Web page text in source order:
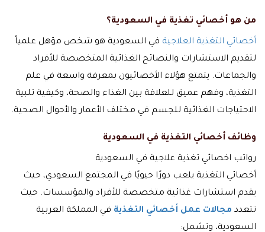
من هو أخصائي تغذية في السعودية؟
أخصائي التغذية العلاجية في السعودية هو شخص مؤهل علمياً
لتقديم الاستشارات والنصائح الغذائية المتخصصة للأفراد
والجماعات. يتمتع هؤلاء الأخصائيون بمعرفة واسعة في علم
التغذية، وفهم عميق للعلاقة بين الغذاء والصحة، وكيفية تلبية
الاحتياجات الغذائية للجسم في مختلف الأعمار والأحوال الصحية.
وظائف أخصائي التغذية في السعودية
رواتب اخصائي تغذية علاجية في السعودية
أخصائي التغذية يلعب دورًا حيويًا في المجتمع السعودي، حيث
يقدم استشارات غذائية متخصصة للأفراد والمؤسسات. حيث
تتعدد مجالات عمل أخصائي التغذية في المملكة العربية
السعودية، وتشمل: